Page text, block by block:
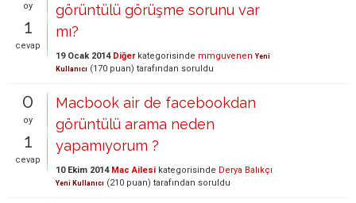
oy
1
cevap
görüntülü görüşme sorunu var
mı?
19 Ocak 2014 Diğerkategorisinde mmguvenen Yeni
Kullanıcı (170 puan) tarafından soruldu
0
oy
1
cevap
Macbook air de facebookdan
görüntülü arama neden
yapamıyorum ?
10 Ekim 2014 Mac Ailesi kategorisinde Derya Balıkçı
Yeni Kullanıcı (210 puan) tarafından soruldu